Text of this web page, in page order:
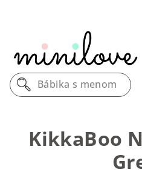
Bábika s menom
KikkaBoo